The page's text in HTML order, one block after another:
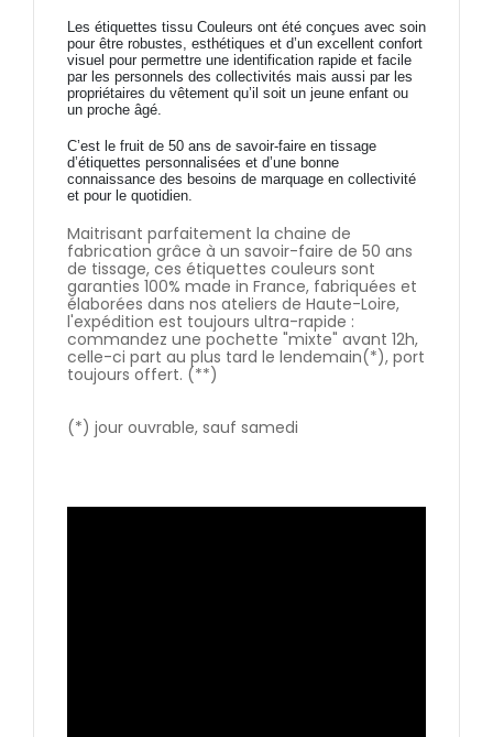
Les étiquettes tissu Couleurs ont été conçues avec soin
pour être robustes, esthétiques et d’un excellent confort
visuel pour permettre une identification rapide et facile
par les personnels des collectivités mais aussi par les
propriétaires du vêtement qu’il soit un jeune enfant ou
un proche âgé.
C’est le fruit de 50 ans de savoir-faire en tissage
d’étiquettes personnalisées et d’une bonne
connaissance des besoins de marquage en collectivité
et pour le quotidien.
Maitrisant parfaitement la chaine de
fabrication grâce à un savoir-faire de 50 ans
de tissage, ces étiquettes couleurs sont
garanties 100% made in France, fabriquées et
élaborées dans nos ateliers de Haute-Loire,
l'expédition est toujours ultra-rapide :
commandez une pochette "mixte" avant 12h,
celle-ci part au plus tard le lendemain(*), port
toujours offert. (**)
(*) jour ouvrable, sauf samedi